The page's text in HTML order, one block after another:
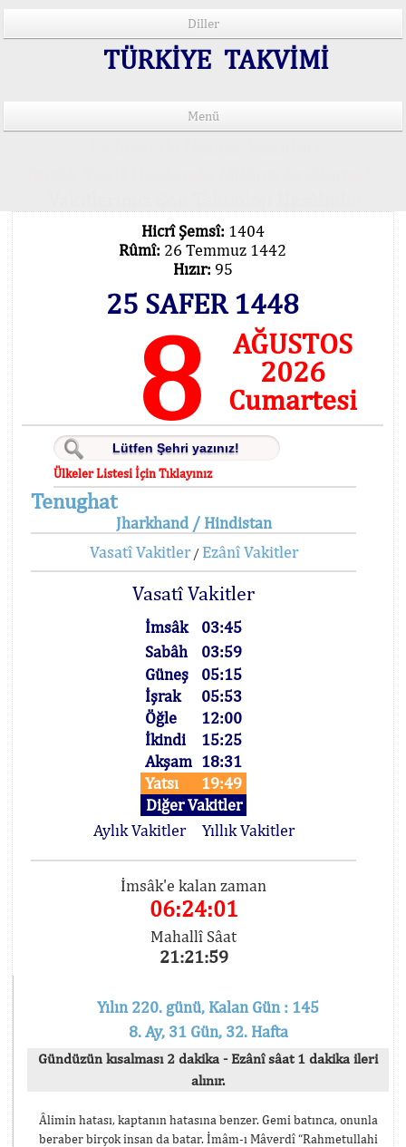
Diller
TÜRKİYE TAKVİMİ
Menü
Hicrî Şemsî: 1404
Rûmî: 26 Temmuz 1442
Hızır: 95
25 SAFER 1448
8
AĞUSTOS
2026
Cumartesi
Ülkeler Listesi İçin Tıklayınız
Tenughat
Jharkhand / Hindistan
Vasatî Vakitler/ Ezânî Vakitler
Vasatî Vakitler
İmsâk
03:45
Sabâh
03:59
Güneş
05:15
İşrak
05:53
Öğle
12:00
İkindi
15:25
Akşam 18:31
Yatsı
19:49
Diğer Vakitler
Aylık Vakitler
Yıllık Vakitler
İmsâk'e kalan zaman
06:24:01
Mahallî Sâat
21:21:59
Yılın 220. günü, Kalan Gün : 145
8. Ay, 31 Gün, 32. Hafta
Gündüzün kısalması 2 dakika - Ezânî sâat 1 dakika ileri
alınır.
Âlimin hatası, kaptanın hatasına benzer. Gemi batınca, onunla
beraber birçok insan da batar. İmâm-ı Mâverdî “Rahmetullahi